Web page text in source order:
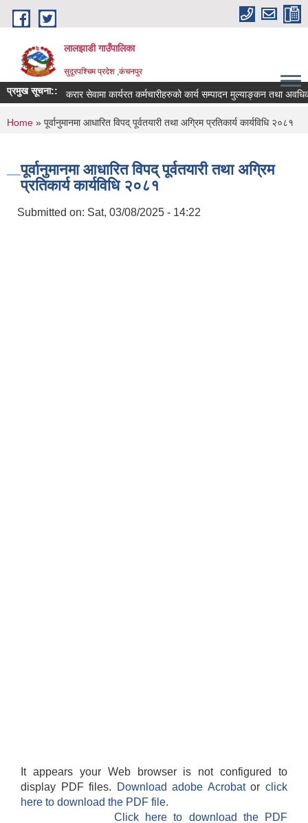
Skip to main content
लालझाडी गाउँपालिका
सुदूरपश्चिम प्रदेश ,कंचनपुर
प्रमुख सूचना:: करार सेवामा कार्यरत कर्मचारीहरुको कार्य सम्पादन मुल्याङ्कन तथा
You are here
Home » पूर्वानुमानमा आधारित विपद् पूर्वतयारी तथा अग्रिम प्रतिकार्य कार्यविधि २०८१
पूर्वानुमानमा आधारित विपद् पूर्वतयारी तथा अग्रिम
प्रतिकार्य कार्यविधि २०८१
Submitted on: Sat, 03/08/2025 - 14:22
It appears your Web browser is not configured to
display PDF files.
Download adobe Acrobatorclick
here to download the PDF file.
Click here to download the PDF